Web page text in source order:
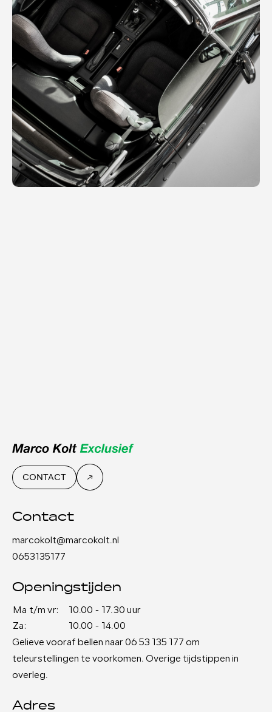
CONTACT
Contact
marcokolt@marcokolt.nl
0653135177
Openingstijden
Ma t/m vr:
10.00 - 17.30 uur
Za:
10.00 - 14.00
Gelieve vooraf bellen naar 06 53 135 177 om
teleurstellingen te voorkomen. Overige tijdstippen in
overleg.
Adres